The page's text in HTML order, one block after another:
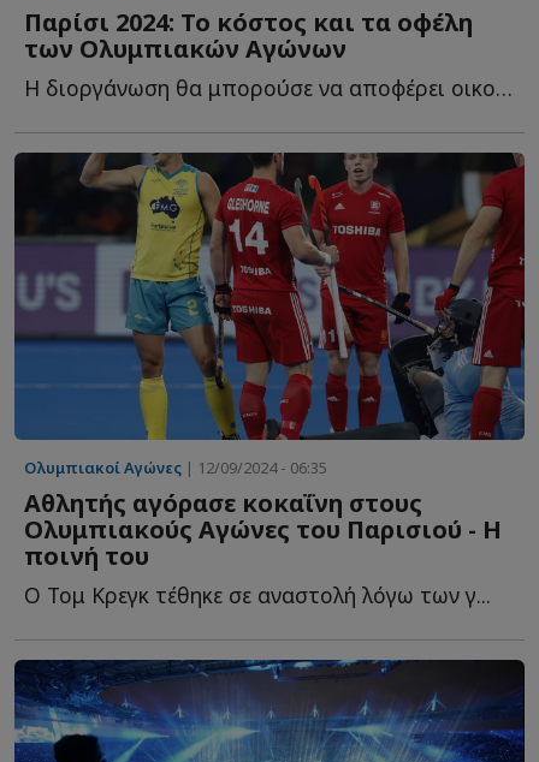
Παρίσι 2024: Το κόστος και τα οφέλη
των Ολυμπιακών Αγώνων
Η διοργάνωση θα μπορούσε να αποφέρει οικονομικά οφέλη α...
Ολυμπιακοί Αγώνες | 12/09/2024 - 06:35
Αθλητής αγόρασε κοκαΐνη στους
Ολυμπιακούς Αγώνες του Παρισιού - Η
ποινή του
Ο Τομ Κρεγκ τέθηκε σε αναστολή λόγω των γ...